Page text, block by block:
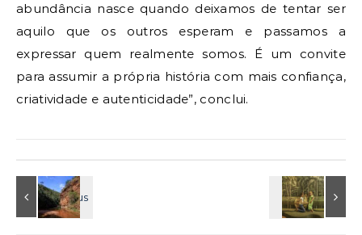
abundância nasce quando deixamos de tentar ser
aquilo que os outros esperam e passamos a
expressar quem realmente somos. É um convite
para assumir a própria história com mais confiança,
criatividade e autenticidade”, conclui.